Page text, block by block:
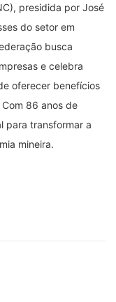
presidida por José
do setor em
busca
e celebra
oferecer benefícios
86 anos de
para transformar a
mineira.